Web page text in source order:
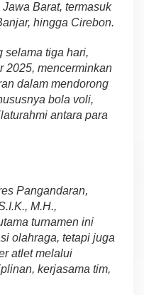
Barat, termasuk
hingga Cirebon.
selama tiga hari,
2025, mencerminkan
dalam mendorong
bola voli,
antara para
Pangandaran,
M.H.,
turnamen ini
olahraga, tetapi juga
atlet melalui
kerjasama tim,